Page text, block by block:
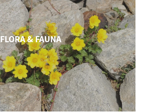
FLORA & FAUNA